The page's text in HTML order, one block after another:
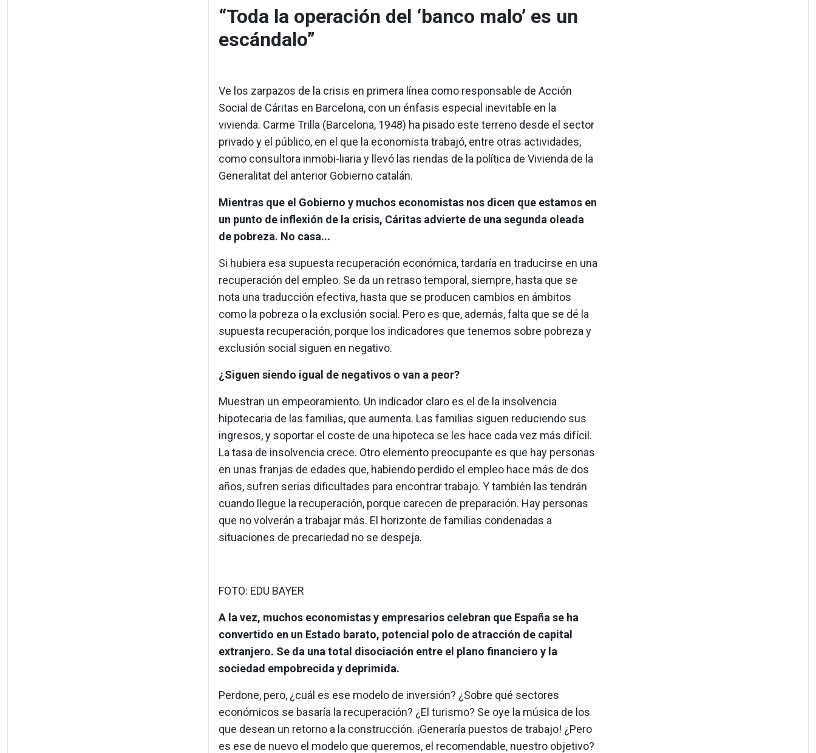
“Toda la operación del ‘banco malo’ es un
escándalo”
Ve los zarpazos de la crisis en primera línea como responsable de Acción
Social de Cáritas en Barcelona, con un énfasis especial inevitable en la
vivienda. Carme Trilla (Barcelona, 1948) ha pisado este terreno desde el sector
privado y el público, en el que la economista trabajó, entre otras actividades,
como consultora inmobi-liaria y llevó las riendas de la política de Vivienda de la
Generalitat del anterior Gobierno catalán.
Mientras que el Gobierno y muchos economistas nos dicen que estamos en
un punto de inflexión de la crisis, Cáritas advierte de una segunda oleada
de pobreza. No casa...
Si hubiera esa supuesta recuperación económica, tardaría en traducirse en una
recuperación del empleo. Se da un retraso temporal, siempre, hasta que se
nota una traducción efectiva, hasta que se producen cambios en ámbitos
como la pobreza o la exclusión social. Pero es que, además, falta que se dé la
supuesta recuperación, porque los indicadores que tenemos sobre pobreza y
exclusión social siguen en negativo.
¿Siguen siendo igual de negativos o van a peor?
Muestran un empeoramiento. Un indicador claro es el de la insolvencia
hipotecaria de las familias, que aumenta. Las familias siguen reduciendo sus
ingresos, y soportar el coste de una hipoteca se les hace cada vez más difícil.
La tasa de insolvencia crece. Otro elemento preocupante es que hay personas
en unas franjas de edades que, habiendo perdido el empleo hace más de dos
años, sufren serias dificultades para encontrar trabajo. Y también las tendrán
cuando llegue la recuperación, porque carecen de preparación. Hay personas
que no volverán a trabajar más. El horizonte de familias condenadas a
situaciones de precariedad no se despeja.
FOTO: EDU BAYER
A la vez, muchos economistas y empresarios celebran que España se ha
convertido en un Estado barato, potencial polo de atracción de capital
extranjero. Se da una total disociación entre el plano financiero y la
sociedad empobrecida y deprimida.
Perdone, pero, ¿cuál es ese modelo de inversión? ¿Sobre qué sectores
económicos se basaría la recuperación? ¿El turismo? Se oye la música de los
que desean un retorno a la construcción. ¡Generaría puestos de trabajo! ¿Pero
es ese de nuevo el modelo que queremos, el recomendable, nuestro objetivo?